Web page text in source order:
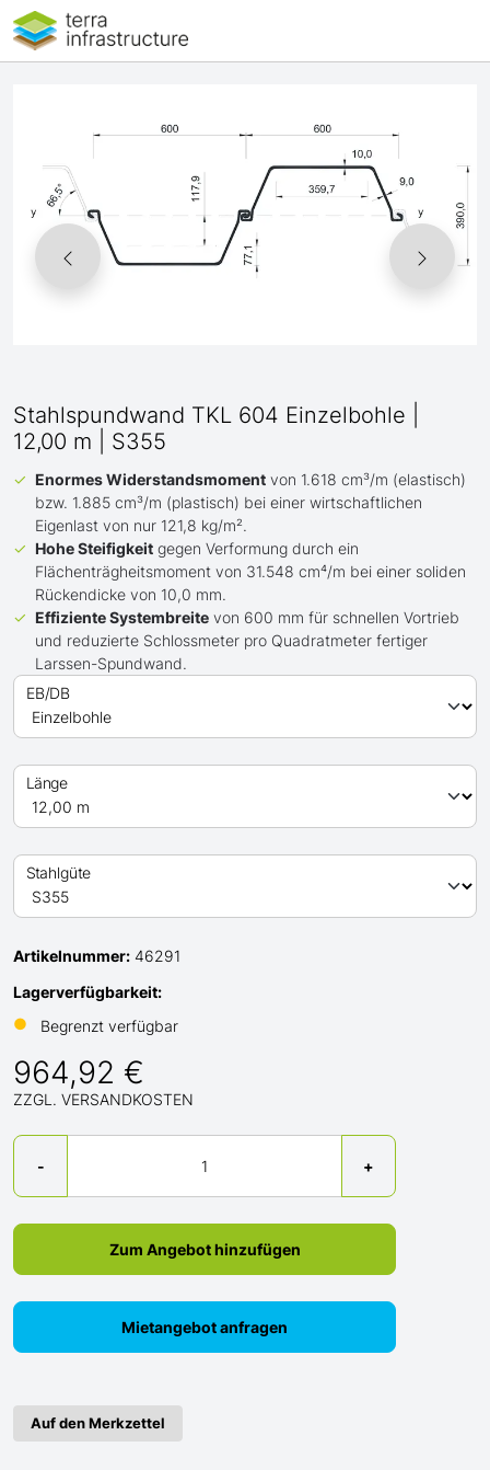
Stahlspundwand TKL 604 Einzelbohle |
12,00 m | S355
Enormes Widerstandsmoment von 1.618 cm³/m (elastisch)
bzw. 1.885 cm³/m (plastisch) bei einer wirtschaftlichen
Eigenlast von nur 121,8 kg/m².
Hohe Steifigkeit gegen Verformung durch ein
Flächenträgheitsmoment von 31.548 cm⁴/m bei einer soliden
Rückendicke von 10,0 mm.
Effiziente Systembreite von 600 mm für schnellen Vortrieb
und reduzierte Schlossmeter pro Quadratmeter fertiger
Larssen-Spundwand.
EB/DB
Länge
Stahlgüte
Artikelnummer: 46291
Lagerverfügbarkeit:
●
Begrenzt verfügbar
964,92 €
ZZGL. VERSANDKOSTEN
-
Menge
+
Zum Angebot hinzufügen
Mietangebot anfragen
Auf den Merkzettel